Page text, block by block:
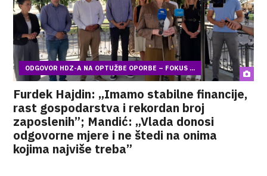
ODGOVOR HDZ-A NA OPTUŽBE OPORBE – FOKUS ...
Furdek Hajdin: „Imamo stabilne financije,
rast gospodarstva i rekordan broj
zaposlenih”; Mandić: „Vlada donosi
odgovorne mjere i ne štedi na onima
kojima najviše treba”